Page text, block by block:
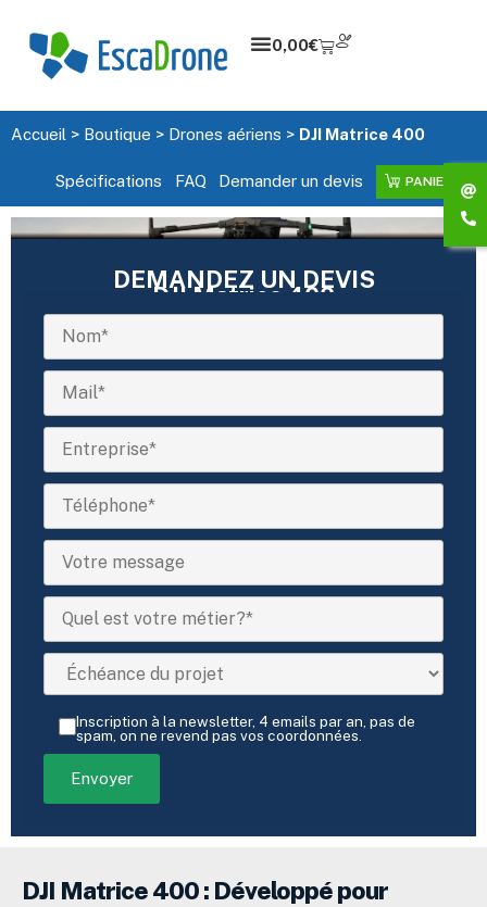
0,00€
Accueil > Boutique > Drones aériens > DJI Matrice 400
Spécifications FAQ Demander un devis PANIER
DEMANDEZ UN DEVIS
DJI Matrice 400
Inscription à la newsletter, 4 emails par an, pas de
spam, on ne revend pas vos coordonnées.
DJI Matrice 400 : Développé pour